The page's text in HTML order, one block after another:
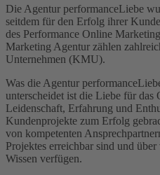
Die Agentur performanceLiebe
seitdem für den Erfolg ihrer
des Performance Online
Marketing Agentur zählen
Unternehmen (KMU).
Was die Agentur
unterscheidet ist die Liebe für
Leidenschaft, Erfahrung und
Kundenprojekte zum Erfolg
von kompetenten
Projektes erreichbar sind und
Wissen verfügen.